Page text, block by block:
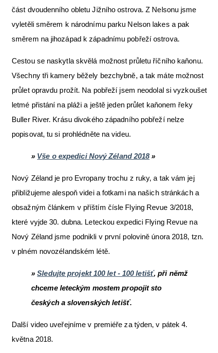
část dvoudenního obletu Jižního ostrova. Z Nelsonu jsme
vyletěli směrem k národnímu parku Nelson lakes a pak
směrem na jihozápad k západnímu pobřeží ostrova.
Cestou se naskytla skvělá možnost průletu říčního kaňonu.
Všechny tři kamery běžely bezchybně, a tak máte možnost
průlet opravdu prožít. Na pobřeží jsem neodolal si vyzkoušet
letmé přistání na pláži a ještě jeden průlet kaňonem řeky
Buller River. Krásu divokého západního pobřeží nelze
popisovat, tu si prohlédněte na videu.
» Vše o expedici Nový Zéland 2018»
Nový Zéland je pro Evropany trochu z ruky, a tak vám jej
přibližujeme alespoň videi a fotkami na našich stránkách a
obsažným článkem v příštím čísle Flying Revue 3/2018,
které vyjde 30. dubna. Leteckou expedici Flying Revue na
Nový Zéland jsme podnikli v první polovině února 2018, tzn.
v plném novozélandském létě.
»Sledujte projekt 100 let - 100 letišť, při němž
chceme leteckým mostem propojit sto
českých a slovenských letišť.
Další video uveřejníme v premiéře za týden, v pátek 4.
května 2018.